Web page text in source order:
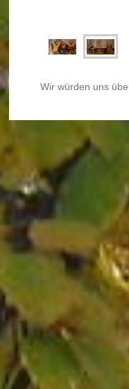
Wir würden uns